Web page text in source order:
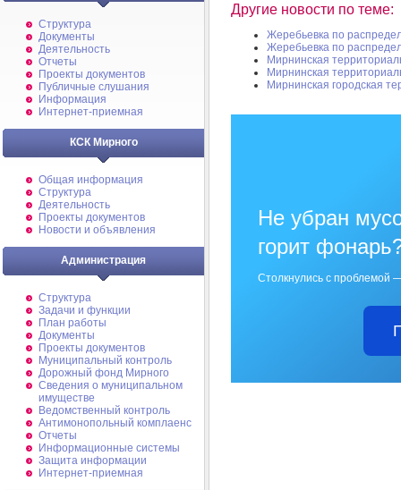
Структура
Документы
Деятельность
Отчеты
Проекты документов
Публичные слушания
Информация
Интернет-приемная
КСК Мирного
Общая информация
Структура
Деятельность
Проекты документов
Новости и объявления
Администрация
Структура
Задачи и функции
План работы
Документы
Проекты документов
Муниципальный контроль
Дорожный фонд Мирного
Cведения о муниципальном
имуществе
Ведомственный контроль
Антимонопольный комплаенс
Отчеты
Информационные системы
Защита информации
Интернет-приемная
Другие новости по теме:
Жеребьевка по
Жеребьевка по
Мирнинская
Мирнинская
Мирнинская городская
Не убран
горит
Столкнулись с проблемой